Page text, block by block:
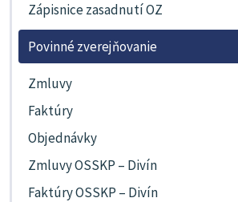
Zápisnice zasadnutí OZ
Povinné zverejňovanie
Zmluvy
Faktúry
Objednávky
Zmluvy OSSKP – Divín
Faktúry OSSKP – Divín